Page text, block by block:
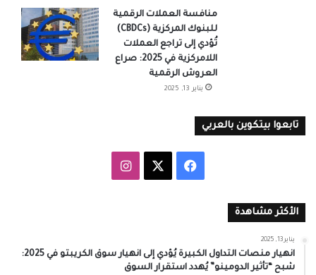
منافسة العملات الرقمية
للبنوك المركزية (CBDCs)
تُؤدي إلى تراجع العملات
اللامركزية في 2025: صراع
العروش الرقمية
يناير 13, 2025
تابعوا بيتكوين بالعربي
فيسبوك انستقرام
الأكثر مشاهدة
يناير 13, 2025
انهيار منصات التداول الكبيرة يُؤدي إلى انهيار سوق الكريبتو في 2025:
شبح “تأثير الدومينو” يُهدد استقرار السوق